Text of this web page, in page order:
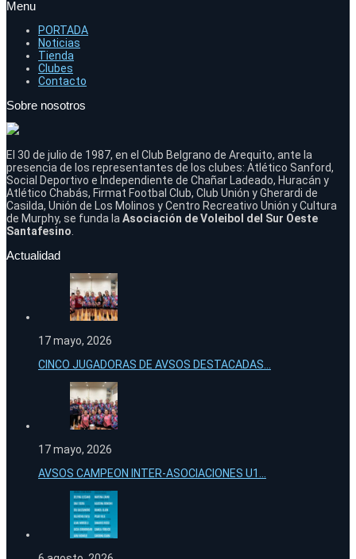
Menu
PORTADA
Noticias
Tienda
Clubes
Contacto
Sobre nosotros
El 30 de julio de 1987, en el Club Belgrano de Arequito, ante la
presencia de los representantes de los clubes: Atlético Sanford,
Social Deportivo e Independiente de Chañar Ladeado, Huracán y
Atlético Chabás, Firmat Footbal Club, Club Unión y Gherardi de
Casilda, Unión de Los Molinos y Centro Recreativo Unión y Cultura
de Murphy, se funda la Asociación de Voleibol del Sur Oeste
Santafesino
Actualidad
17 mayo, 2026
CINCO JUGADORAS DE AVSOS DESTACADAS...
17 mayo, 2026
AVSOS CAMPEON INTER-ASOCIACIONES U1...